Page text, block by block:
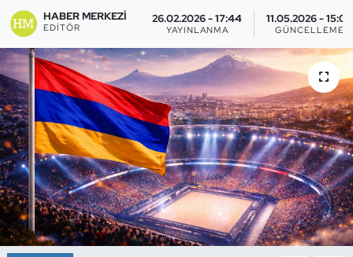
HABER MERKEZI
EDITÖR
26.02.2026 - 17:44
YAYINLANMA
11.05.2026 - 15:03
GÜNCELLEME
Buz Hokeyi
Buz Pateni
Çim Hokeyi
Cimnastik
Curling
Dağcılık